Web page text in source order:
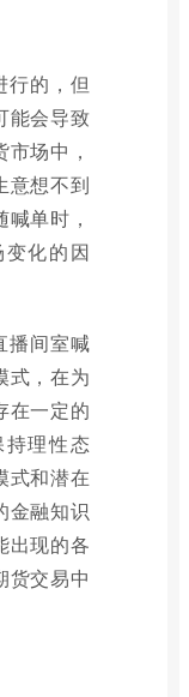
行的，但
能会导致
场中，
意想不到
单时，
化的因
播间室喊
式，在为
在一定的
理性态
式和潜在
金融知识
出现的各
货交易中